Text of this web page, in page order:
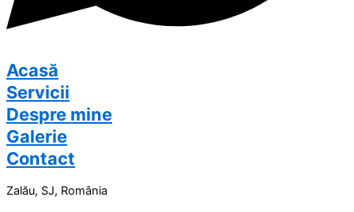
Acasă
Servicii
Despre mine
Galerie
Contact
Zalău, SJ, România